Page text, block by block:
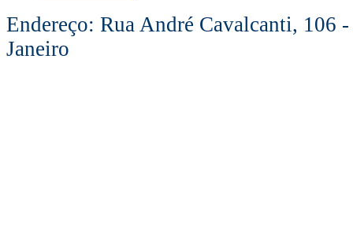
Endereço: Rua André Cavalcanti, 106
Janeiro